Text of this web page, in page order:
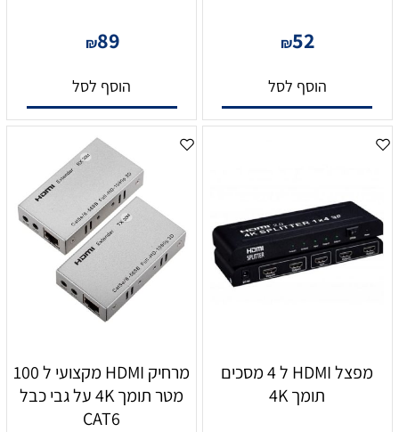
₪52
הוסף לסל
₪89
הוסף לסל
מפצל HDMI ל 4 מסכים
תומך 4K
מרחיק HDMI מקצועי ל 100
מטר תומך 4K על גבי כבל
CAT6